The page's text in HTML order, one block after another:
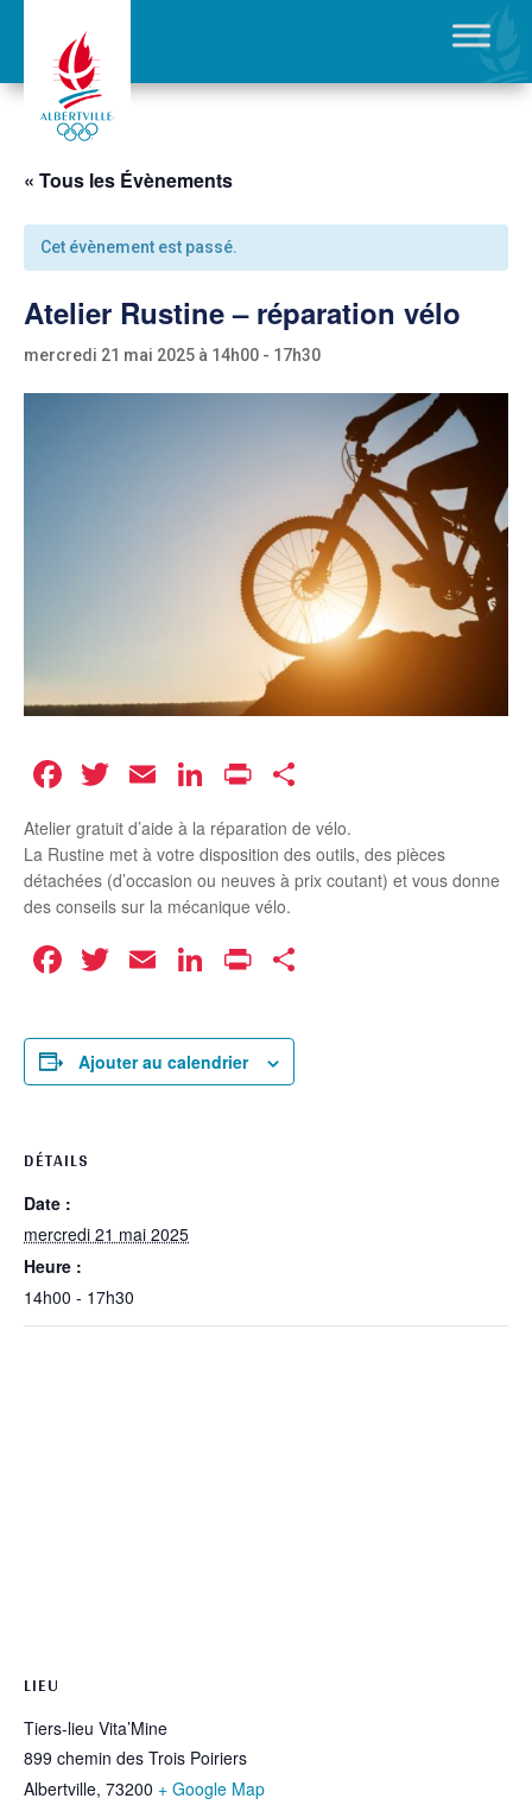
« Tous les Évènements
Cet évènement est passé.
Atelier Rustine – réparation vélo
mercredi 21 mai 2025 à 14h00 - 17h30
Facebook
Twitter
EmailLinkedIn
Print
Atelier gratuit d’aide à la réparation de vélo.
La Rustine met à votre disposition des outils, des pièces
détachées (d’occasion ou neuves à prix coutant) et vous donne
des conseils sur la mécanique vélo.
Facebook
Twitter
EmailLinkedIn
Print
Ajouter au calendrier
DÉTAILS
Date :
mercredi 21 mai 2025
Heure :
14h00 - 17h30
LIEU
Tiers-lieu Vita’Mine
899 chemin des Trois Poiriers
Albertville, 73200 + Google Map